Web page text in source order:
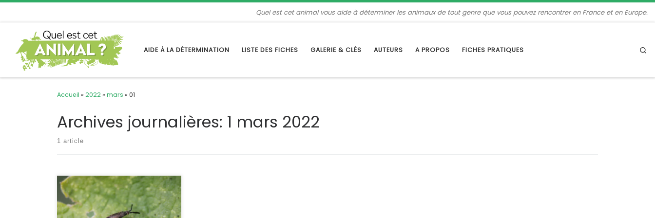
Quel est cet animal vous aide à déterminer les animaux de tout genre que vous pouvez rencontrer en France et en Europe.
AIDE À LA DÉTERMINATION LISTE DES FICHES GALERIE & CLÉS AUTEURS A PROPOS FICHES PRATIQUES
Accueil » 2022» mars » 01
Archives journalières: 1 mars 2022
1 article
Une punaise de la famille des Miridae
reconnaissable à ses antennes
aplaties, son corps presque noir et
ses pattes vertes. Heterotoma